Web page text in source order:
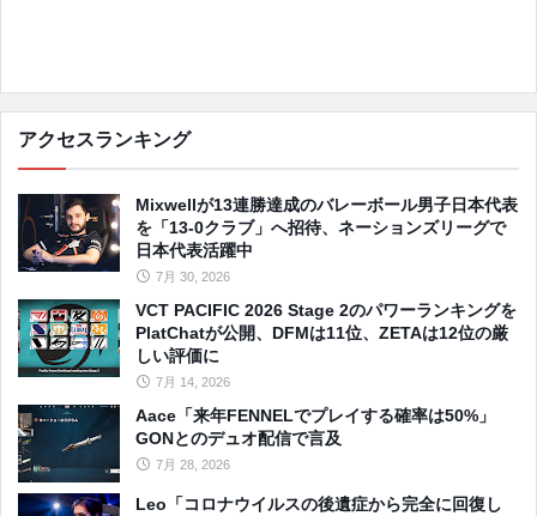
アクセスランキング
Mixwellが13連勝達成のバレーボール男子日本代表
を「13-0クラブ」へ招待、ネーションズリーグで
日本代表活躍中
7月 30, 2026
VCT PACIFIC 2026 Stage 2のパワーランキングを
PlatChatが公開、DFMは11位、ZETAは12位の厳
しい評価に
7月 14, 2026
Aace「来年FENNELでプレイする確率は50%」
GONとのデュオ配信で言及
7月 28, 2026
Leo「コロナウイルスの後遺症から完全に回復し